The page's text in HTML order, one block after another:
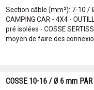
Section câble (mm²): 7-10 /
CAMPING CAR - 4X4 -
pré isolées - COSSE
moyen de faire des
COSSE 10-16 / Ø 6 mm